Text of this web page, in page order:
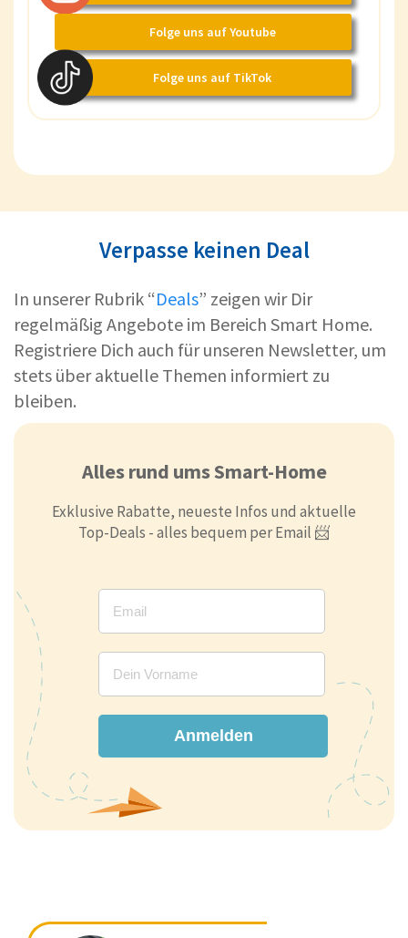
Folge uns auf Youtube
Folge uns auf TikTok
Verpasse keinen Deal
In unserer Rubrik “Deals” zeigen wir Dir
regelmäßig Angebote im Bereich Smart Home.
Registriere Dich auch für unseren Newsletter, um
stets über aktuelle Themen informiert zu
bleiben.
Alles rund ums Smart-Home
Exklusive Rabatte, neueste Infos und aktuelle
Top-Deals - alles bequem per Email 📨
Anmelden